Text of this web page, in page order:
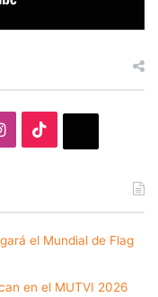
Instagram
el Mundial de Flag
en el MUTVI 2026